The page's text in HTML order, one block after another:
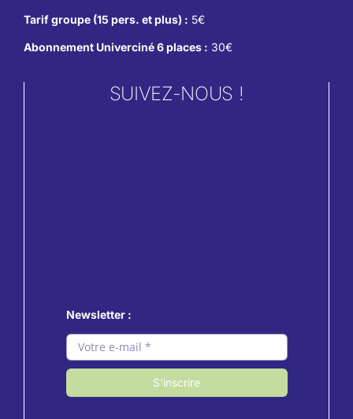
Tarif groupe (15 pers. et plus) : 5€
Abonnement Univerciné 6 places : 30€
SUIVEZ-NOUS !
Newsletter :
S'inscrire